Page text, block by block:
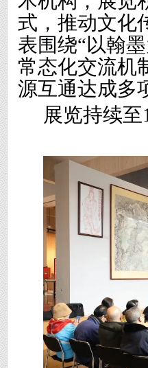
式，推动文化
表围绕“以翰
常态化交流机
源互通达成多
展览持续至